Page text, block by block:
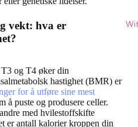
vekt: hva er
og T4 øker din
hastighet (BMR) er
for å utføre sine mest
å puste og produsere celler.
med hvilestoffskifte
er antall kalorier kroppen din